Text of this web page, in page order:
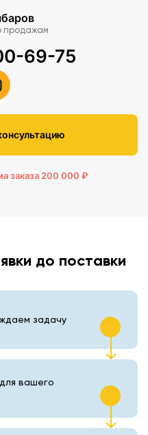
продажам
69-75
заказа 200 000 ₽
до поставки
задачу
вашего